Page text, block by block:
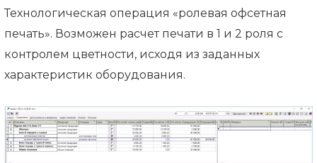
Технологическая операция «ролевая офсетная
печать». Возможен расчет печати в 1 и 2 роля с
контролем цветности, исходя из заданных
характеристик оборудования.